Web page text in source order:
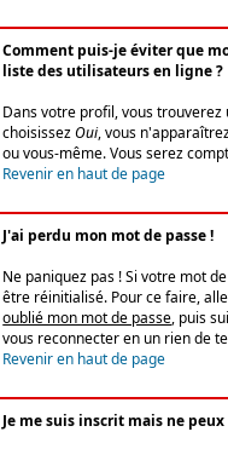
Comment puis-je éviter que
liste des utilisateurs en ligne ?
Dans votre profil, vous
choisissezOui, vous
ou vous-même. Vous serez
Revenir en haut de page
J'ai perdu mon mot de passe !
Ne paniquez pas ! Si votre mot
être réinitialisé. Pour ce faire,
oublié mon mot de passe, puis
vous reconnecter en un rien de
Revenir en haut de page
Je me suis inscrit mais ne